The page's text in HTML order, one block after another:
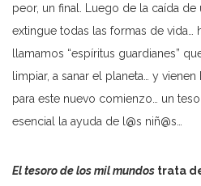
peor, un final. Luego de la caída
extingue todas las formas de vida…
llamamos “espíritus guardianes”
limpiar, a sanar el planeta… y
para este nuevo comienzo… un
esencial la ayuda de l@s niñ@s…
El tesoro de los mil mundos trata